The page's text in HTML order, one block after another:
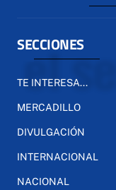
SECCIONES
TE INTERESA...
MERCADILLO
DIVULGACIÓN
INTERNACIONAL
NACIONAL